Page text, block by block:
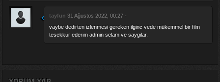
tayfun 31 Ağustos 2022, 00:27 -
vaybe dedirten izlenmesi gereken ilginc vede mükemmel bir film
tesekkür ederim admin selam ve saygilar.